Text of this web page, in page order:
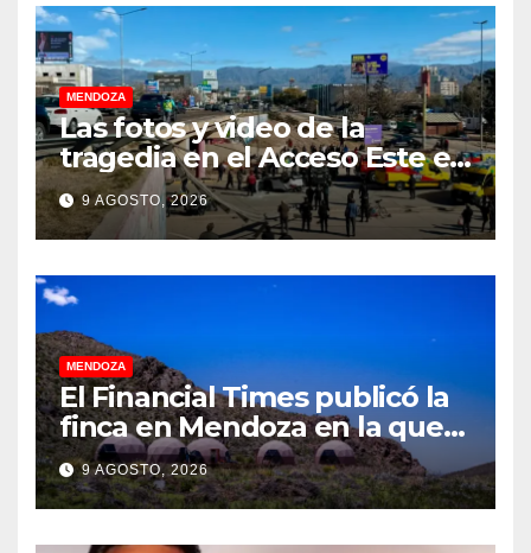
MENDOZA
Las fotos y video de la
tragedia en el Acceso Este en
donde murió un padre de
familia
9 AGOSTO, 2026
MENDOZA
El Financial Times publicó la
finca en Mendoza en la que
CEOs y millonarios de
empresas tecnológicas
planean enfrentar un posible
“apocalipsis” y guerra
9 AGOSTO, 2026